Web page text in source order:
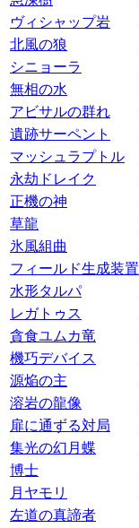
ヴィシャップ岩
北風の狼
シニョーラ
無相の水
アビサルの群れ
遺跡サーペント
マッシュラプトル
永劫ドレイク
正機の神
草龍
氷風組曲
フィールド生成装置
水形タルパ
レガトゥス
貪食ユムカ竜
機巧デバイス
源焔の主
溶岩の龍像
扉に通ずる対局
集光の幻月蝶
博士
月ヤモリ
左道の真諦者